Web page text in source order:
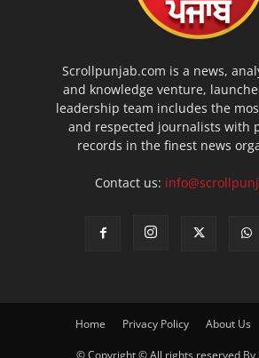
Scrollpunjab.com is a news,
and knowledge venture,
leadership team includes the
and respected journalists with
records in the finest news
Contact us:
Home Privacy Policy About Us
© Copyright © All rights reserved By